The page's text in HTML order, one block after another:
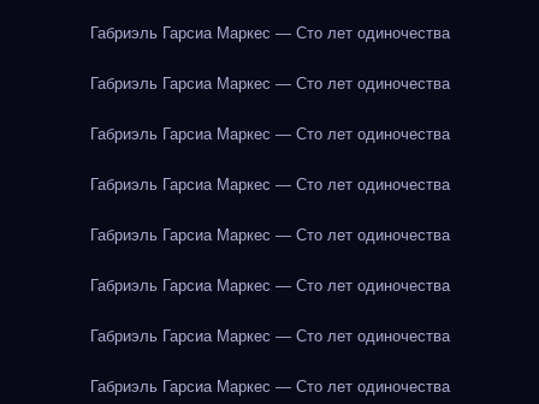
Габриэль Гарсиа Маркес — Сто лет одиночества
Габриэль Гарсиа Маркес — Сто лет одиночества
Габриэль Гарсиа Маркес — Сто лет одиночества
Габриэль Гарсиа Маркес — Сто лет одиночества
Габриэль Гарсиа Маркес — Сто лет одиночества
Габриэль Гарсиа Маркес — Сто лет одиночества
Габриэль Гарсиа Маркес — Сто лет одиночества
Габриэль Гарсиа Маркес — Сто лет одиночества